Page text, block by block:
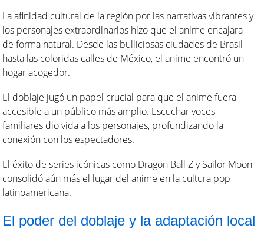
La afinidad cultural de la región por las narrativas vibrantes y
los personajes extraordinarios hizo que el anime encajara
de forma natural. Desde las bulliciosas ciudades de Brasil
hasta las coloridas calles de México, el anime encontró un
hogar acogedor.
El doblaje jugó un papel crucial para que el anime fuera
accesible a un público más amplio. Escuchar voces
familiares dio vida a los personajes, profundizando la
conexión con los espectadores.
El éxito de series icónicas como Dragon Ball Z y Sailor Moon
consolidó aún más el lugar del anime en la cultura pop
latinoamericana.
El poder del doblaje y la adaptación local